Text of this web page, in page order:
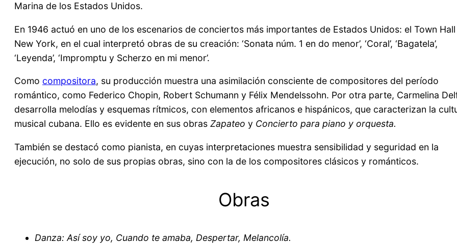
Marina de los Estados Unidos.
En 1946 actuó en uno de los escenarios de conciertos más importantes de Estados Unidos: el Town
New York, en el cual interpretó obras de su creación: ‘Sonata núm. 1 en do menor’, ‘Coral’, ‘Bagatela’,
‘Leyenda’, ‘Impromptu y Scherzo en mi menor’.
Como compositora, su producción muestra una asimilación consciente de compositores del período
romántico, como Federico Chopin, Robert Schumann y Félix Mendelssohn. Por otra parte, Carmelina
desarrolla melodías y esquemas rítmicos, con elementos africanos e hispánicos, que caracterizan la
musical cubana. Ello es evidente en sus obras Zapateo y Concierto para piano y orquesta.
También se destacó como pianista, en cuyas interpretaciones muestra sensibilidad y seguridad en la
ejecución, no solo de sus propias obras, sino con la de los compositores clásicos y románticos.
Obras
Danza: Así soy yo, Cuando te amaba, Despertar, Melancolía.